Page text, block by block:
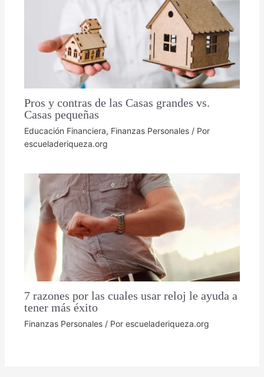
Pros y contras de las Casas grandes vs.
Casas pequeñas
Educación Financiera, Finanzas Personales / Por
escueladeriqueza.org
7 razones por las cuales usar reloj le ayuda a
tener más éxito
Finanzas Personales / Porescueladeriqueza.org